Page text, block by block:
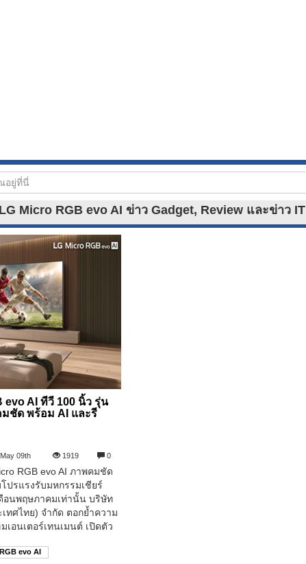
อยู่ที่นี่
Micro RGB evo AI ข่าว Gadget, Review และข่าว IT
evo AI ทีวี 100 นิ้ว รุ่น
ชัด พร้อม AI และรี
May 09th 1919 0
RGB evo AI ภาพคมชัด
ปรแรงรับมหกรรมเชียร์
อนพฤษภาคมเท่านั้น บริษัท
ทศไทย) จำกัด ตอกย้ำความ
อนเตอร์เทนเมนต์ เปิดตัว
evo AI